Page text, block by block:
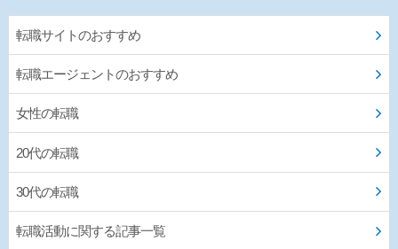
転職サイトのおすすめ
転職エージェントのおすすめ
女性の転職
20代の転職
30代の転職
転職活動に関する記事一覧